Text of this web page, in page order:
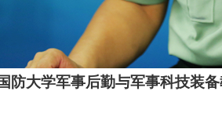
防大学军事后勤与军事科技装